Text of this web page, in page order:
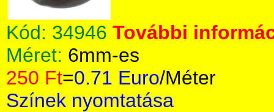
Kód: 34946 További
Méret: 6mm-es
250 Ft=0.71 Euro/Méter
Színek nyomtatása